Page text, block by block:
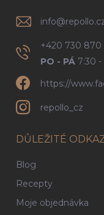
info@
+420 730 870
PO - PÁ 7:30 -
https://
repollo_cz
DŮLEŽITÉ
Blog
Recepty
Moje objednávka